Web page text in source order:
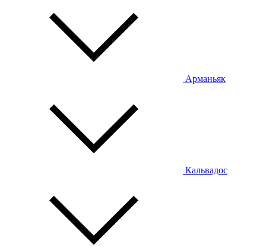
Арманьяк
Кальвадос